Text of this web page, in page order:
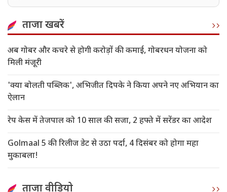
ताजा खबरें
अब गोबर और कचरे से होगी करोड़ों की कमाई, गोबरधन योजना को
मिली मंजूरी
'क्या बोलती पब्लिक', अभिजीत दिपके ने किया अपने नए अभियान का
ऐलान
रेप केस में तेजपाल को 10 साल की सजा, 2 हफ्ते में सरेंडर का आदेश
Golmaal 5 की रिलीज डेट से उठा पर्दा, 4 दिसंबर को होगा महा
मुकाबला!
ताजा वीडियो